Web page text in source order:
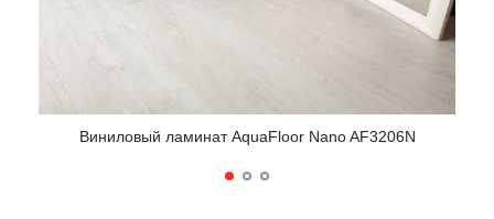
Виниловый ламинат AquaFloor Nano AF3206N